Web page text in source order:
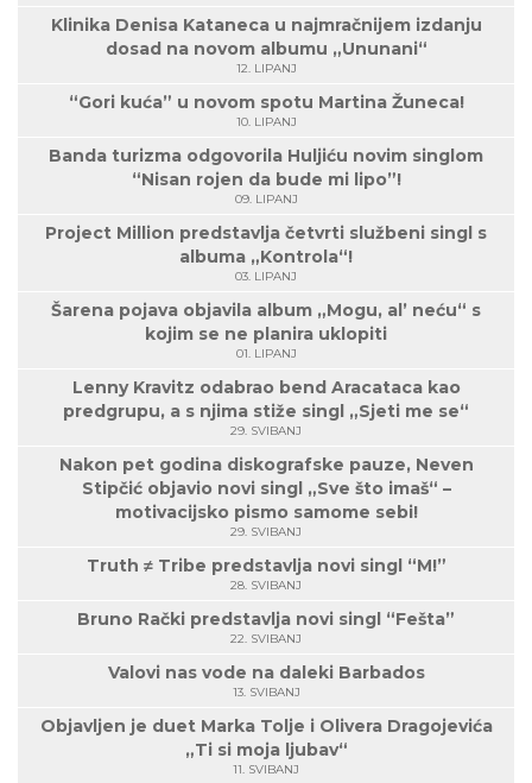
Klinika Denisa Kataneca u najmračnijem izdanju
dosad na novom albumu „Ununani“
12. LIPANJ
“Gori kuća” u novom spotu Martina Žuneca!
10. LIPANJ
Banda turizma odgovorila Huljiću novim singlom
“Nisan rojen da bude mi lipo”!
09. LIPANJ
Project Million predstavlja četvrti službeni singl s
albuma „Kontrola“!
03. LIPANJ
Šarena pojava objavila album „Mogu, al’ neću“ s
kojim se ne planira uklopiti
01. LIPANJ
Lenny Kravitz odabrao bend Aracataca kao
predgrupu, a s njima stiže singl „Sjeti me se“
29. SVIBANJ
Nakon pet godina diskografske pauze, Neven
Stipčić objavio novi singl „Sve što imaš“ –
motivacijsko pismo samome sebi!
29. SVIBANJ
Truth ≠ Tribe predstavlja novi singl “M!”
28. SVIBANJ
Bruno Rački predstavlja novi singl “Fešta”
22. SVIBANJ
Valovi nas vode na daleki Barbados
13. SVIBANJ
Objavljen je duet Marka Tolje i Olivera Dragojevića
„Ti si moja ljubav“
11. SVIBANJ